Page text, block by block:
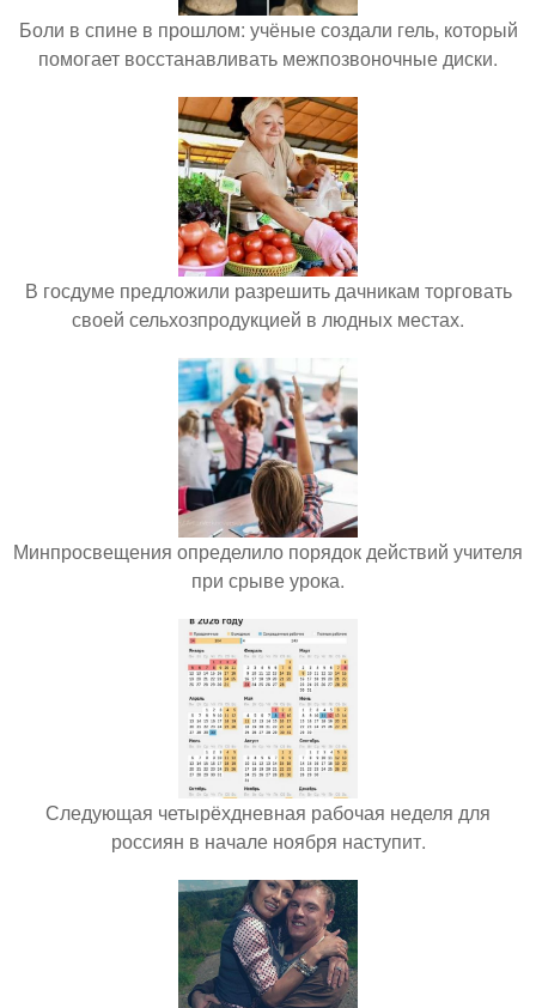
Боли в спине в прошлом: учёные создали гель, который
помогает восстанавливать межпозвоночные диски.
В госдуме предложили разрешить дачникам торговать
своей сельхозпродукцией в людных местах.
Минпросвещения определило порядок действий учителя
при срыве урока.
Следующая четырёхдневная рабочая неделя для
россиян в начале ноября наступит.